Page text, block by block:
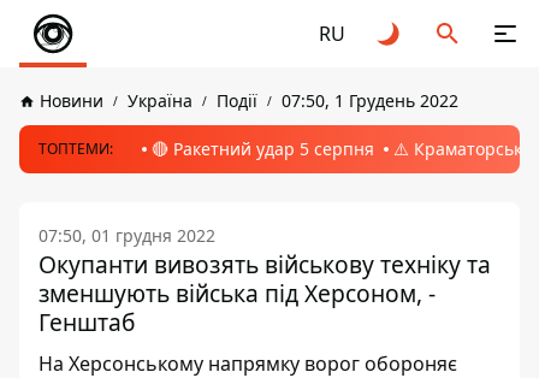
RU
Новини Україна Події 07:50, 1 Грудень 2022
ТОПТЕМИ: 🔴 Ракетний удар 5 серпня ⚠️ Краматорськ,
07:50, 01 грудня 2022
Окупанти вивозять військову техніку та
зменшують війська під Херсоном, -
Генштаб
На Херсонському напрямку ворог обороняє